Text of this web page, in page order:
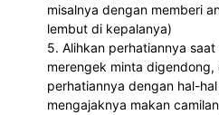
misalnya dengan memberi
lembut di kepalanya)
5. Alihkan perhatiannya
merengek minta digendong,
perhatiannya dengan hal-
mengajaknya makan